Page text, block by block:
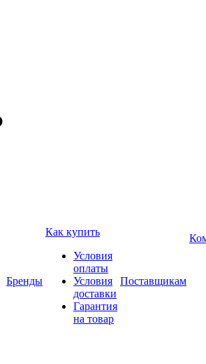
Бренды
Как купить
Условия
оплаты
Условия
доставки
Гарантия
на товар
Поставщикам